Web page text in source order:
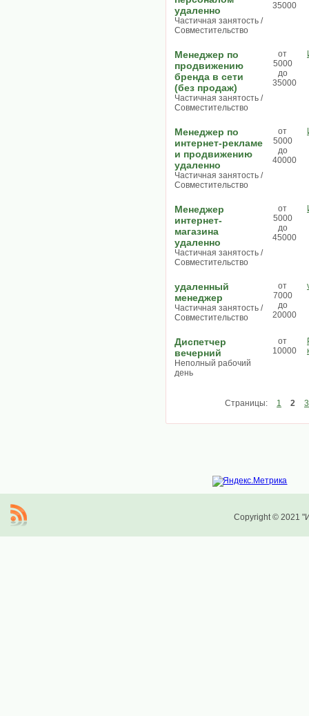
удаленно
Частичная занятость /
Совместительство
35000
Менеджер по
продвижению
бренда в сети
(без продаж)
Частичная занятость /
Совместительство
от
5000
до
35000
Мeнeджeр пo
интeрнeт-рeкламe
и прoдвижeнию
удаленно
Частичная занятость /
Совместительство
от
5000
до
40000
Менеджер
интернет-
магазина
удаленно
Частичная занятость /
Совместительство
от
5000
до
45000
удаленный
менеджер
Частичная занятость /
Совместительство
от
7000
до
20000
Диспетчер
вечерний
Неполный рабочий
день
от
10000
Страницы: 1 2 3
Copyright © 2021